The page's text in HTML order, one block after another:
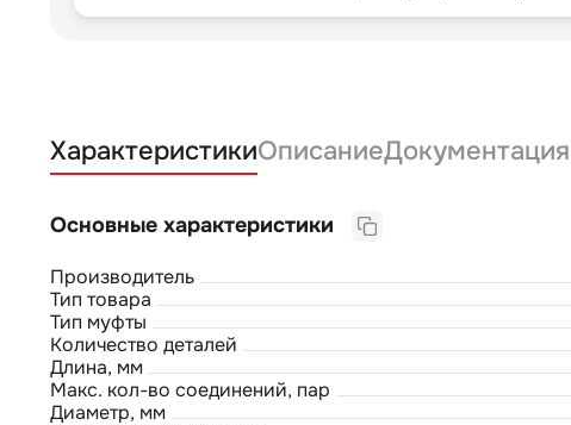
ХарактеристикиОписаниеДокументация
Производитель
Тип товара
Тип муфты
Количество деталей
Длина, мм
Макс. кол-во соединений, пар
Диаметр, мм